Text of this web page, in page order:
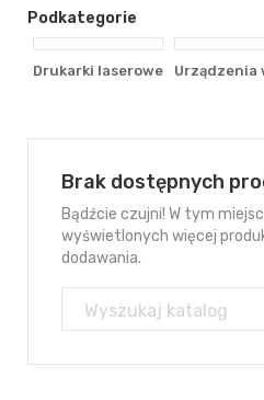
Podkategorie
Drukarki laserowe
Brak dostępnych
Bądźcie czujni! W tym
wyświetlonych więcej
dodawania.